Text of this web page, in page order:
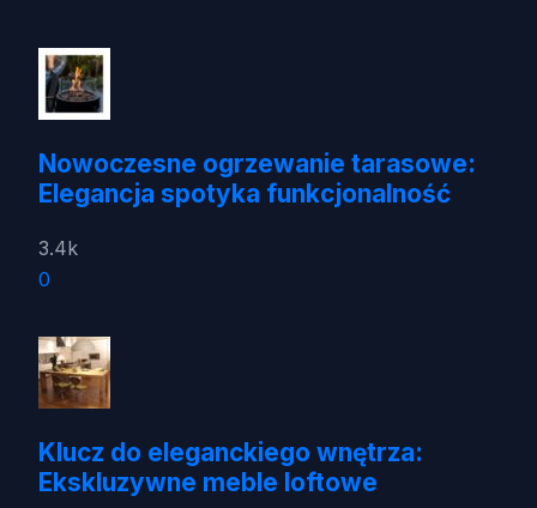
Nowoczesne ogrzewanie tarasowe:
Elegancja spotyka funkcjonalność
3.4k
0
Klucz do eleganckiego wnętrza:
Ekskluzywne meble loftowe